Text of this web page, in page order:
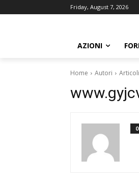
Friday, August 7, 2026
AZIONI
Home Autori